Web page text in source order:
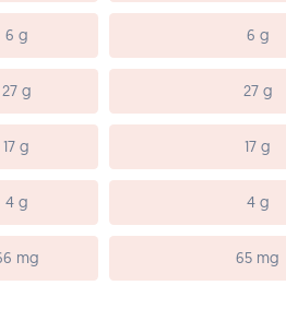
6 g 6 g
27 g 27 g
17 g 17 g
4 g 4 g
mg 65 mg